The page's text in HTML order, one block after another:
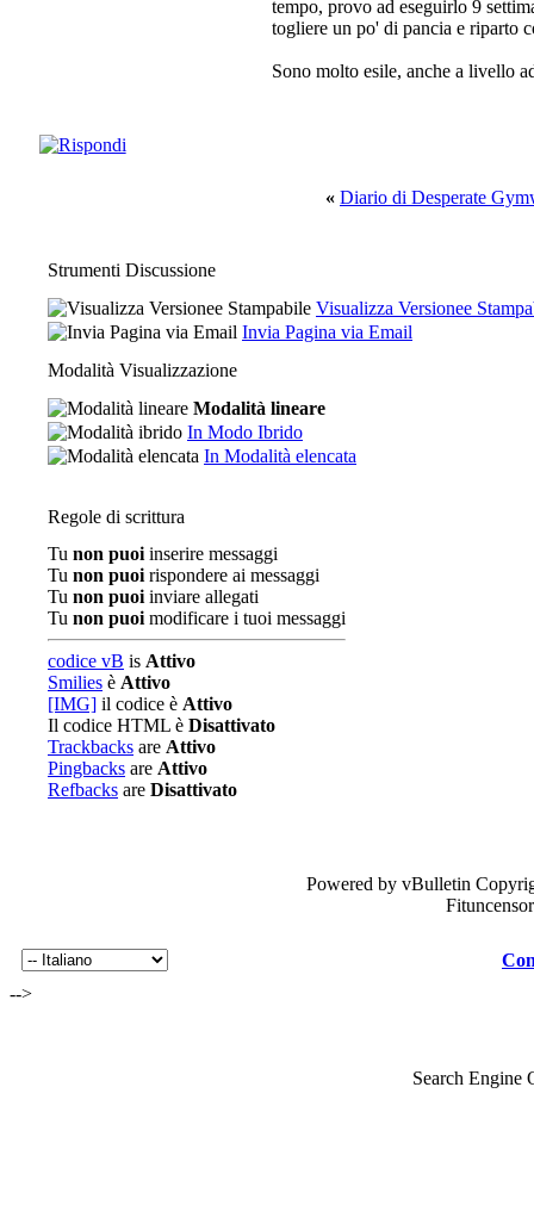
tempo, provo ad eseguirlo 9
togliere un po' di pancia e riparto
Sono molto esile, anche a livello
« Diario di Desperate
Strumenti Discussione
Visualizza Versionee
Invia Pagina via Email
Modalità Visualizzazione
Modalità lineare
In Modo Ibrido
In Modalità elencata
Regole di scrittura
Tu non puoi inserire messaggi
Tu non puoi rispondere ai messaggi
Tu non puoi inviare allegati
Tu non puoi modificare i tuoi messaggi
codice vB is Attivo
Smilies è Attivo
[IMG] il codice è Attivo
Il codice HTML è Disattivato
Trackbacks are Attivo
Pingbacks are Attivo
Refbacks are Disattivato
Powered by vBulletin
-->
Search Engine